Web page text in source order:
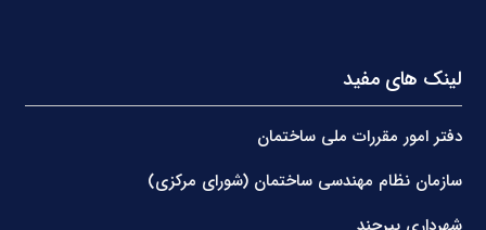
لینک های مفید
دفتر امور مقررات ملی ساختمان
سازمان نظام مهندسی ساختمان (شورای مرکزی)